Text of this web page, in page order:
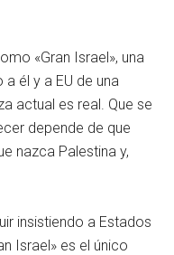
«Gran Israel», una
él y a EU de una
actual es real. Que se
depende de que
nazca Palestina y,
insistiendo a Estados
Israel» es el único